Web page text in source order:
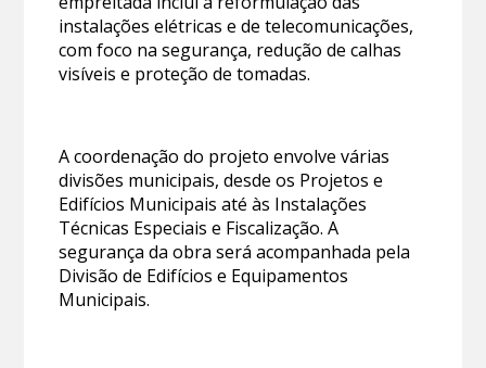
instalações elétricas e de telecomunicações,
com foco na segurança, redução de calhas
visíveis e proteção de tomadas.
A coordenação do projeto envolve várias
divisões municipais, desde os Projetos e
Edifícios Municipais até às Instalações
Técnicas Especiais e Fiscalização. A
segurança da obra será acompanhada pela
Divisão de Edifícios e Equipamentos
Municipais.